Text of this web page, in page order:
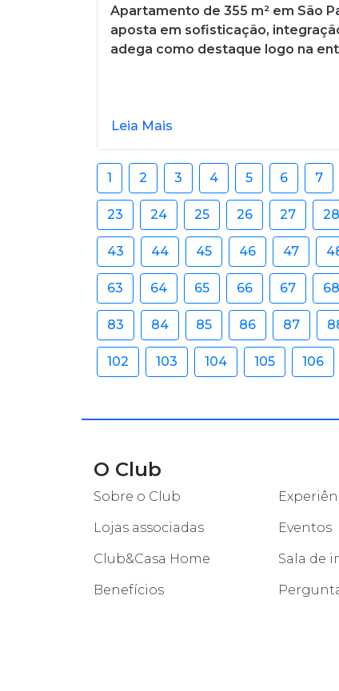
Apartamento de 355 m² em São
aposta em sofisticação,
adega como destaque logo na
Leia Mais
1 2 3 4 5 6 7
23 24 25 26 27 28
43 44 45 46 47
63 64 65 66 67 68
83 84 85 86 87
102 103 104 105 106
O Club
Sobre o Club
Lojas associadas
Club&Casa Home
Benefícios
Eventos
Sala de